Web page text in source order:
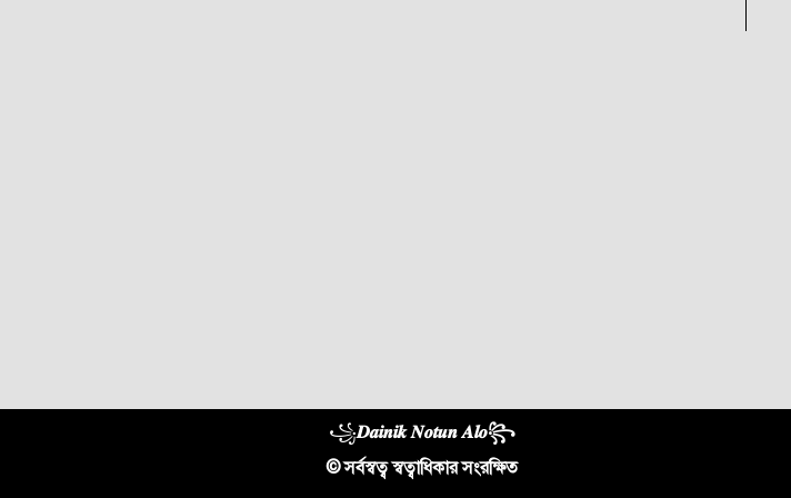
꧁𝑫𝒂𝒊𝒏𝒊𝒌 𝑵𝒐𝒕𝒖𝒏 𝑨𝒍𝒐꧂
© সর্বস্বত্ব স্বত্বাধিকার সংরক্ষিত